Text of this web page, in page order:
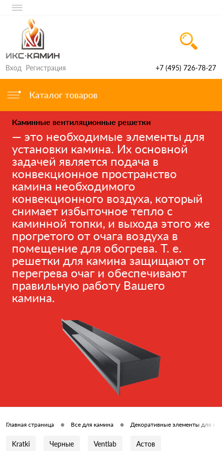
Вход Регистрация +7 (495) 726-78-27
Каталог товаров
Каминные вентиляционные решетки
— это необходимые элементы для
установки камина. Их основной
задачей является подача в
конвекционное пространство
камина необходимого
конвекционного воздуха, который
снимает избыточное тепло с
каминной топки, и выхода этого же
прогретого от очага воздуха в
помещение для обогрева. Т. е.
решетки для камина защищают от
перегрева очаг и обеспечивают
правильную работу Вашего
камина.
Главная страница • Все для камина • Декоративные элементы для
Kratki Черные Ventlab Астов